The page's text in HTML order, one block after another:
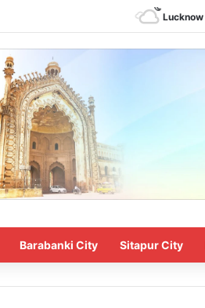
Lucknow
Barabanki City Sitapur City